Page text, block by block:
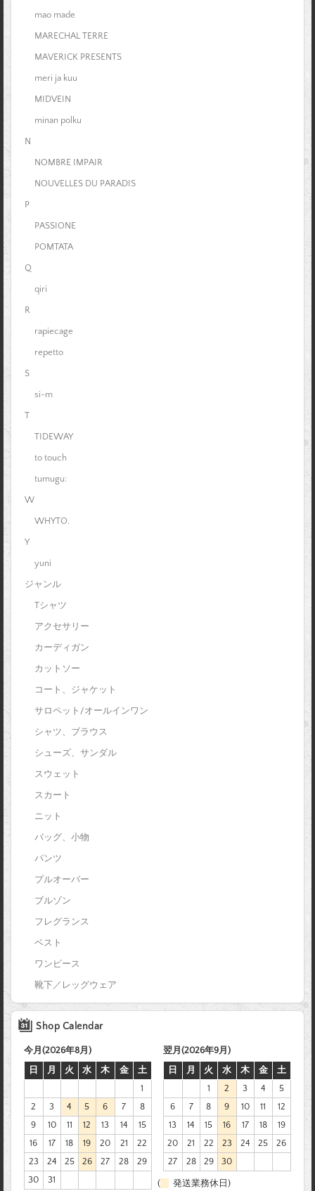
mao made
MARECHAL TERRE
MAVERICK PRESENTS
meri ja kuu
MIDVEIN
minan polku
N
NOMBRE IMPAIR
NOUVELLES DU PARADIS
P
PASSIONE
POMTATA
Q
qiri
R
rapiecage
repetto
S
si-m
T
TIDEWAY
to touch
tumugu:
W
WHYTO.
Y
yuni
ジャンル
Tシャツ
アクセサリー
カーディガン
カットソー
コート、ジャケット
サロペット/オールインワン
シャツ、ブラウス
シューズ、サンダル
スウェット
スカート
ニット
バッグ、小物
パンツ
プルオーバー
ブルゾン
フレグランス
ベスト
ワンピース
靴下／レッグウェア
Shop Calendar
今月(2026年8月)
日
月 火 水 木 金
土
1
2
3 4 5 6 7
8
9
10 11 12 13 14
15
16
17 18 19 20 21
22
23
24 25 26 27 28
29
30
31
翌月(2026年9月)
日
月 火 水 木 金
土
1
2 3 4
5
6
7 8 9 10 11
12
13
14 15 16 17 18
19
20
21 22 23 24 25
26
27
28 29 30
( 発送業務休日)